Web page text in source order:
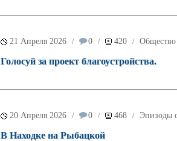
21 Апреля 2026 / 0 / 420 / Общество
Голосуй за проект благоустройства.
20 Апреля 2026 / 0 / 468 / Эпизоды
В Находке на Рыбацкой